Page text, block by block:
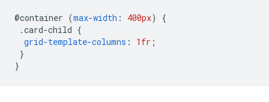
@container (max-width : 400px)
{
.card-child {
grid-template-columns : 1fr ;
}
}